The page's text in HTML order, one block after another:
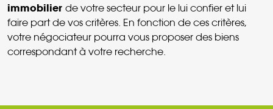
immobilier de votre secteur pour le lui confier et lui
faire part de vos critères. En fonction de ces critères,
votre négociateur pourra vous proposer des biens
correspondant à votre recherche.